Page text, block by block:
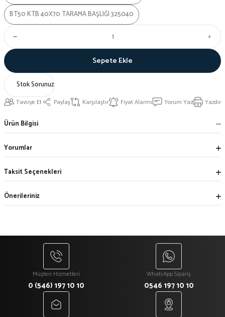
BT50 KTB 40X70 TARAMA BAŞLIĞI 325040
Sepete Ekle
Stok Sorunuz
Tavsiye Et Paylaş Karşılaştır Fiyat Alarmı Yorum Yaz Yazdır
Ürün Bilgisi
Yorumlar
Taksit Seçenekleri
Önerileriniz
Müşteri Hizmetleri
0 (546) 197 10 10
WhatsApp Sipariş
0546 197 10 10